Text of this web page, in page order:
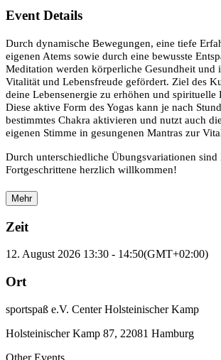
Event Details
Durch dynamische Bewegungen, eine tiefe
eigenen Atems sowie durch eine bewusste
Meditation werden körperliche Gesundheit und
Vitalität und Lebensfreude gefördert. Ziel des
deine Lebensenergie zu erhöhen und spirituelle
Diese aktive Form des Yogas kann je nach
bestimmtes Chakra aktivieren und nutzt auch
eigenen Stimme in gesungenen Mantras zur
Durch unterschiedliche Übungsvariationen sind
Fortgeschrittene herzlich willkommen!
Mehr
Zeit
12. August 2026 13:30 - 14:50(GMT+02:00)
Ort
sportspaß e.V. Center Holsteinischer Kamp
Holsteinischer Kamp 87, 22081 Hamburg
Other Events